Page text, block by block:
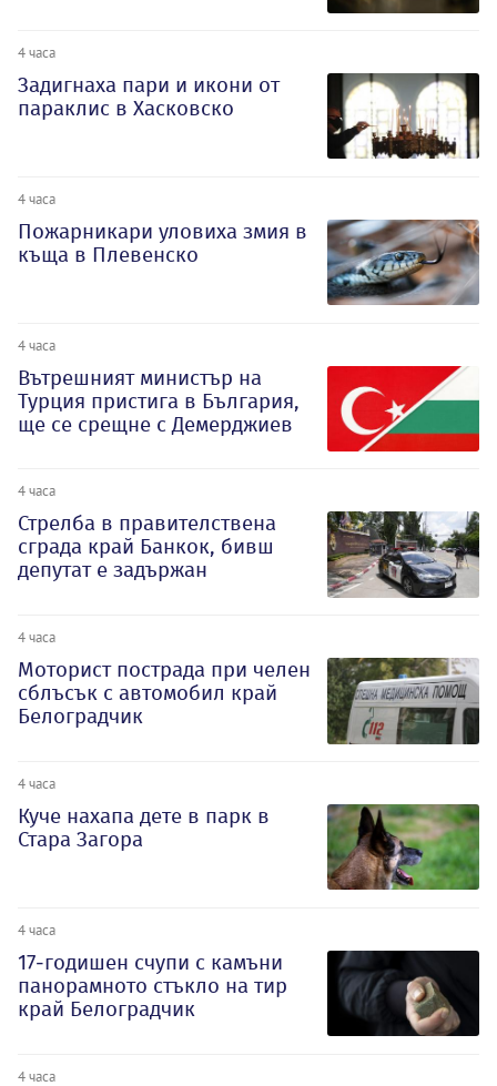
4 часа
Задигнаха пари и икони от
параклис в Хасковско
4 часа
Пожарникари уловиха змия в
къща в Плевенско
4 часа
Вътрешният министър на
Турция пристига в България,
ще се срещне с Демерджиев
4 часа
Стрелба в правителствена
сграда край Банкок, бивш
депутат е задържан
4 часа
Моторист пострада при челен
сблъсък с автомобил край
Белоградчик
4 часа
Куче нахапа дете в парк в
Стара Загора
4 часа
17-годишен счупи с камъни
панорамното стъкло на тир
край Белоградчик
4 часа